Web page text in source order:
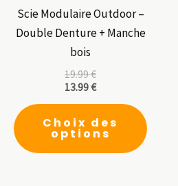
Scie Modulaire Outdoor –
Double Denture + Manche
bois
19.99€
13.99€
Choix des
options
produit